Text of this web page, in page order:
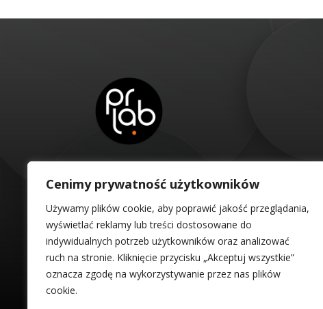
Cenimy prywatność użytkowników
Używamy plików cookie, aby poprawić jakość przeglądania,
wyświetlać reklamy lub treści dostosowane do
indywidualnych potrzeb użytkowników oraz analizować
ruch na stronie. Kliknięcie przycisku „Akceptuj wszystkie”
oznacza zgodę na wykorzystywanie przez nas plików
cookie.
E-mail
biuro@prlab.pl